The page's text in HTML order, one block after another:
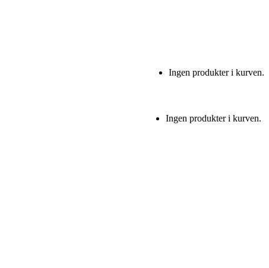
Ingen produkter i kurven.
Ingen produkter i kurven.